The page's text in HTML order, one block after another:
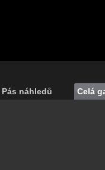
Pás náhledů Celá